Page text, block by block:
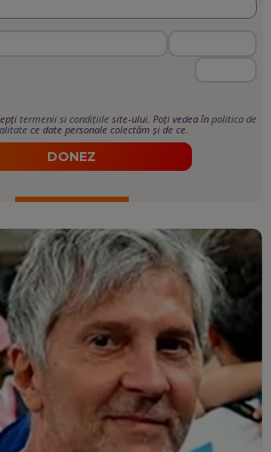
termenii si condițiile site-ului. Poți vedea în politica de
ce date personale colectăm și de ce.
DONEZ